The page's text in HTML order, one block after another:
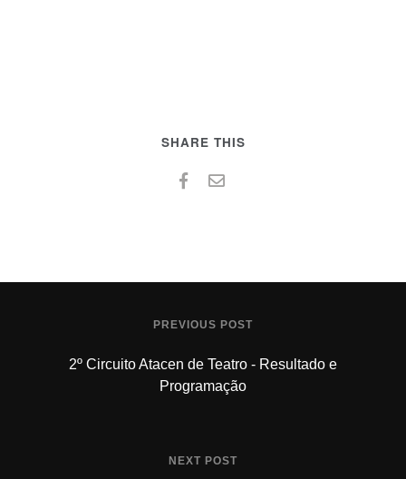
SHARE THIS
PREVIOUS POST
2º Circuito Atacen de Teatro - Resultado e
Programação
NEXT POST